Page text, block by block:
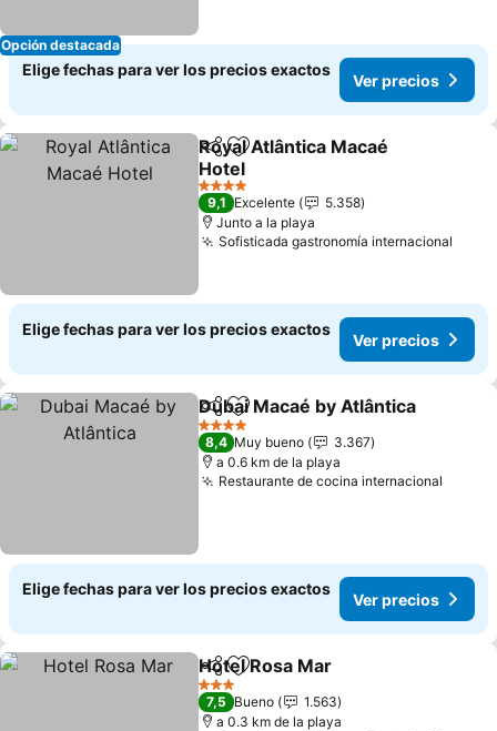
Opción destacada
Elige fechas para ver los precios exactos
Ver precios
CompartirAgregar a favoritos
Royal Atlântica Macaé
Hotel
Ver precios
4 Estrellas
9,1 Excelente
5.358
Junto a la playa
Sofisticada gastronomía internacional
Elige fechas para ver los precios exactos
Ver precios
CompartirAgregar a favoritos
Dubai Macaé by Atlântica
4 Estrellas
8,4 Muy bueno
3.367
a 0.6 km de la playa
Restaurante de cocina internacional
Elige fechas para ver los precios exactos
Ver precios
CompartirAgregar a favoritos
Hotel Rosa Mar
3 Estrellas
7,5 Bueno
1.563
a 0.3 km de la playa